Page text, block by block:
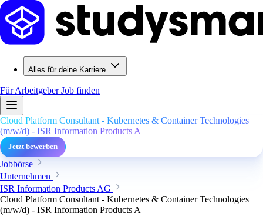
Alles für deine Karriere
Für ArbeitgeberJob finden
Cloud Platform Consultant - Kubernetes & Container Technologies
(m/w/d) - ISR Information Products A
Jetzt bewerben
Jobbörse
Unternehmen
ISR Information Products AG
Cloud Platform Consultant - Kubernetes & Container Technologies
(m/w/d) - ISR Information Products A